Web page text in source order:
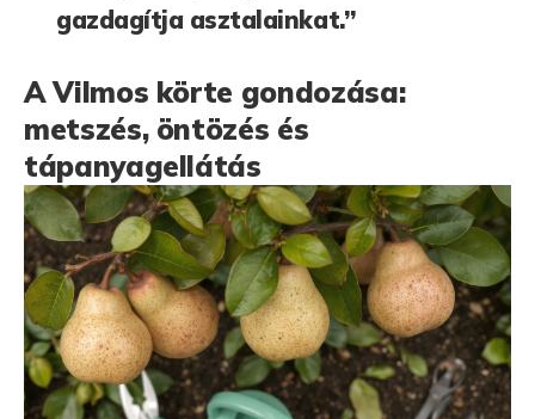
gazdagítja asztalainkat.”
A Vilmos körte gondozása:
metszés, öntözés és
tápanyagellátás